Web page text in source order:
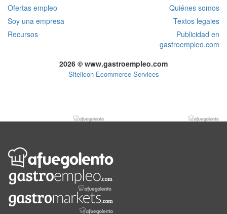
Ofertas empleo
Quiénes somos
Soy una empresa
Textos legales
Recursos
Publicidad en
gastroempleo.com
2026 © www.gastroempleo.com
Sitelicon Ecommerce Services